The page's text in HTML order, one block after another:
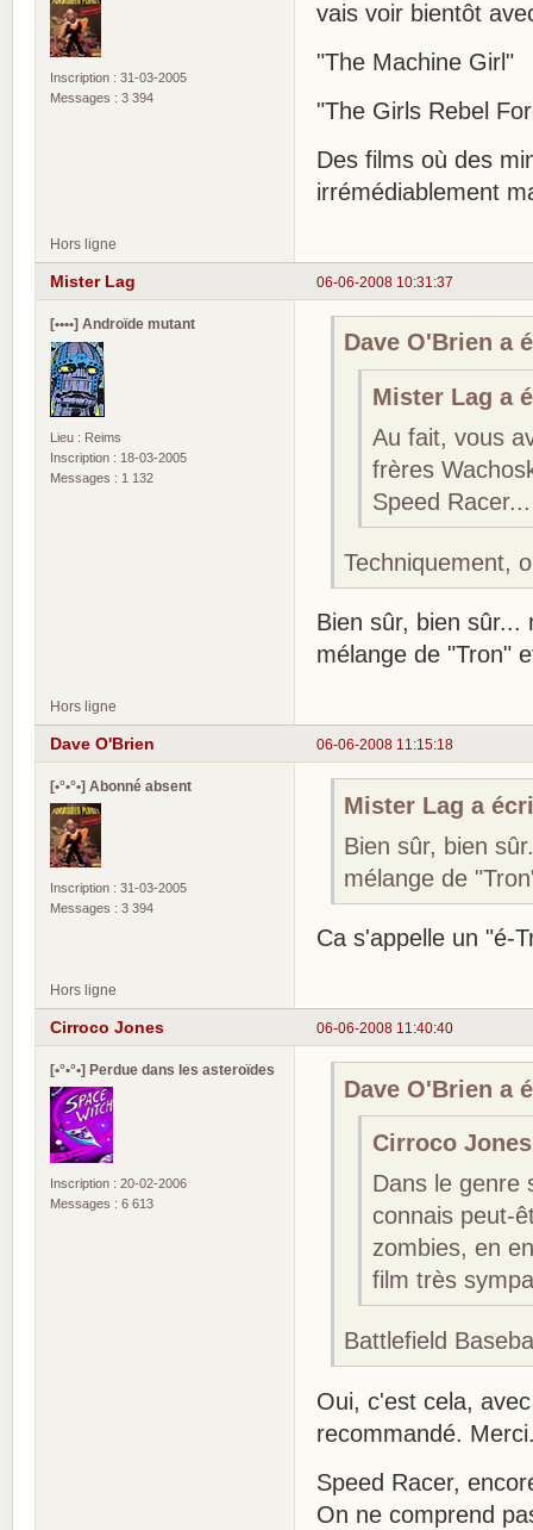
Inscription : 31-03-2005
Messages : 3 394
vais voir bientôt
"The Machine Girl"
"The Girls Rebel
Des films où des
irrémédiablement
Hors ligne
06-06-2008 10:31:37
Mister Lag
[••••] Androïde mutant
Lieu : Reims
Inscription : 18-03-2005
Messages : 1 132
Dave O'Brien a
Mister Lag a
Au fait, vous
frères
Speed
Techniquement,
Bien sûr, bien sûr...
mélange de "Tron"
Hors ligne
06-06-2008 11:15:18
Dave O'Brien
[•°•°•] Abonné absent
Inscription : 31-03-2005
Messages : 3 394
Mister Lag a
Bien sûr, bien
mélange de
Ca s'appelle un "é-
Hors ligne
06-06-2008 11:40:40
Cirroco Jones
[•°•°•] Perdue dans les asteroïdes
Inscription : 20-02-2006
Messages : 6 613
Dave O'Brien a
Cirroco
Dans le genre
connais peut-
zombies, en
film très
Battlefield
Oui, c'est cela,
recommandé.
Speed Racer,
On ne comprend